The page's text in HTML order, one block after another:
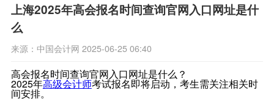
上海2025年高会报名时间查询官网入口网址是什
么
来源：中国会计网 2025-06-25 06:40
高会报名时间查询官网入口网址是什么？
2025年高级会计师考试报名即将启动，考生需关注相关时
间安排。